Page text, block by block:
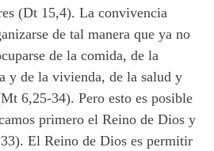
(Dt 15,4). La convivencia
de tal manera que ya no
de la comida, de la
y de la vivienda, de la salud y
6,25-34). Pero esto es posible
primero el Reino de Dios y
El Reino de Dios es permitir